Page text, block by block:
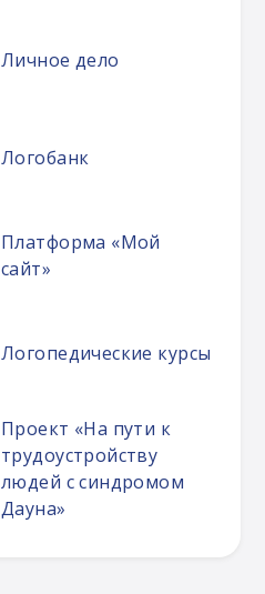
Личное дело
Логобанк
Платформа «Мой
сайт»
Логопедические курсы
Проект «На пути к
трудоустройству
людей с синдромом
Дауна»